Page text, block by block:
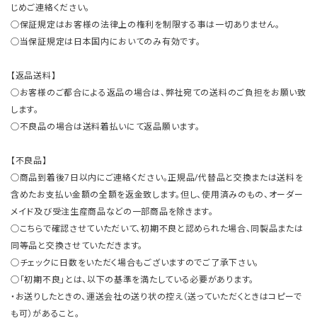
じめご連絡ください。
○保証規定はお客様の法律上の権利を制限する事は一切ありません。
○当保証規定は日本国内においてのみ有効です。
【返品送料】
○お客様のご都合による返品の場合は、弊社宛ての送料のご負担をお願い致
します。
○不良品の場合は送料着払いにて返品願います。
【不良品】
○商品到着後7日以内にご連絡ください。正規品/代替品と交換または送料を
含めたお支払い金額の全額を返金致します。但し、使用済みのもの、オーダー
メイド及び受注生産商品などの一部商品を除きます。
○こちらで確認させていただいて、初期不良と認められた場合、同製品または
同等品と交換させていただきます。
○チェックに日数をいただく場合もございますのでご了承下さい。
○「初期不良」とは、以下の基準を満たしている必要があります。
・お送りしたときの、運送会社の送り状の控え（送っていただくときはコピーで
も可）があること。